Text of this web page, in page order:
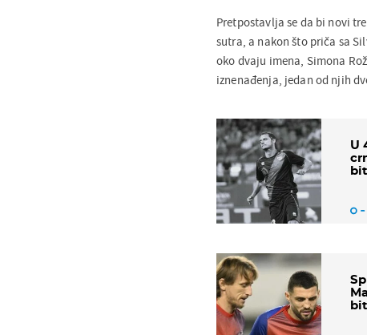
Pretpostavlja se da bi novi
sutra, a nakon što priča sa
oko dvaju imena, Simona
iznenađenja, jedan od njih
U